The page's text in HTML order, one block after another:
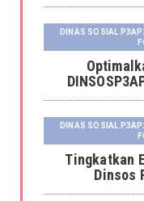
DINAS SOSIAL
DINAS SOSIAL
Tingkatkan
Dinsos